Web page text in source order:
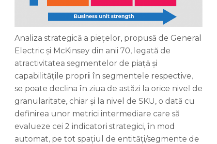
Analiza strategică a piețelor, propusă de General
Electric și McKinsey din anii 70, legată de
atractivitatea segmentelor de piață și
capabilitățile proprii în segmentele respective,
se poate declina în ziua de astăzi la orice nivel de
granularitate, chiar și la nivel de SKU, o dată cu
definirea unor metrici intermediare care să
evalueze cei 2 indicatori strategici, în mod
automat, pe tot spațiul de entități/segmente de